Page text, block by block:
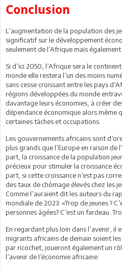
Conclusion
L’augmentation de la population des
significatif sur le développement
seulement de l’Afrique mais également
Si d’ici 2050, l’Afrique sera le
monde elle restera l’un des moins
sans cesse croissant entre les pays
régions développées du monde
davantage leurs économies, à créer
dépendance économique alors même
certaines tâches et occupations.
Les gouvernements africains sont
plus grands que l’Europe en raison de
part, la croissance de la population
précieux pour stimuler la croissance
part, si cette croissance n’est pas
des taux de chômage élevés chez les
Comme l’auraient dit les auteurs du
mondiale de 2023: «Trop de jeunes ?
personnes âgées? C’est un fardeau.
En regardant plus loin dans l’avenir, il
migrants africains de demain soient
par ricochet, joueront également un
l’avenir de l’économie africaine.